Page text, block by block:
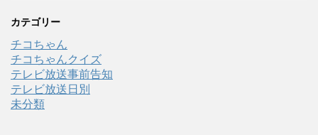
カテゴリー
チコちゃん
チコちゃんクイズ
テレビ放送事前告知
テレビ放送日別
未分類